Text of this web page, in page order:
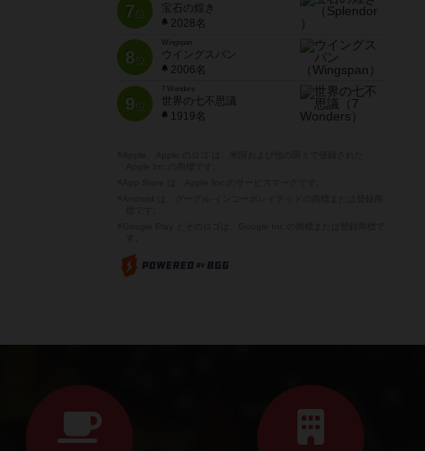
7位
宝石の煌き
2028名
8位
Wingspan
ウイングスパン
2006名
9位
7 Wonders
世界の七不思議
1919名